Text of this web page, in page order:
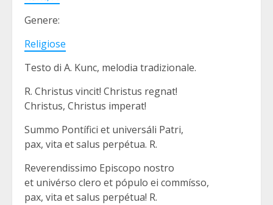
Genere:
Religiose
Testo di A. Kunc, melodia tradizionale.
R. Christus vincit! Christus regnat!
Christus, Christus imperat!
Summo Pontífici et universáli Patri,
pax, vita et salus perpétua. R.
Reverendissimo Episcopo nostro
et univérso clero et pópulo ei commísso,
pax, vita et salus perpétua! R.